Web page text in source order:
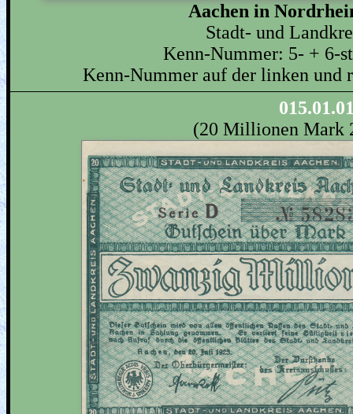
Aachen in
Stadt- und
Kenn-Nummer: 5- + 6-
Kenn-Nummer auf der linken und
(20 Millionen Mark